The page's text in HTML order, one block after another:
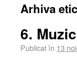
Arhiva
6.
Publicat în 13